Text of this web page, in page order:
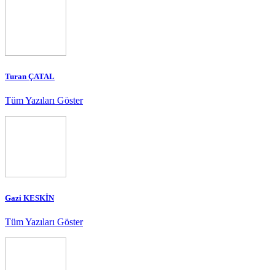
Turan ÇATAL
Tüm Yazıları Göster
Gazi KESKİN
Tüm Yazıları Göster